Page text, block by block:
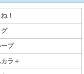
！
グ
プ
ラ＋